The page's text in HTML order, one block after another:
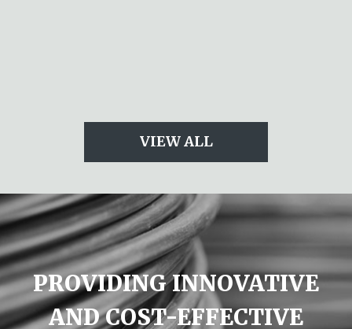
VIEW ALL
PROVIDINGINNOVATIVE
ANDCOST-EFFECTIVE